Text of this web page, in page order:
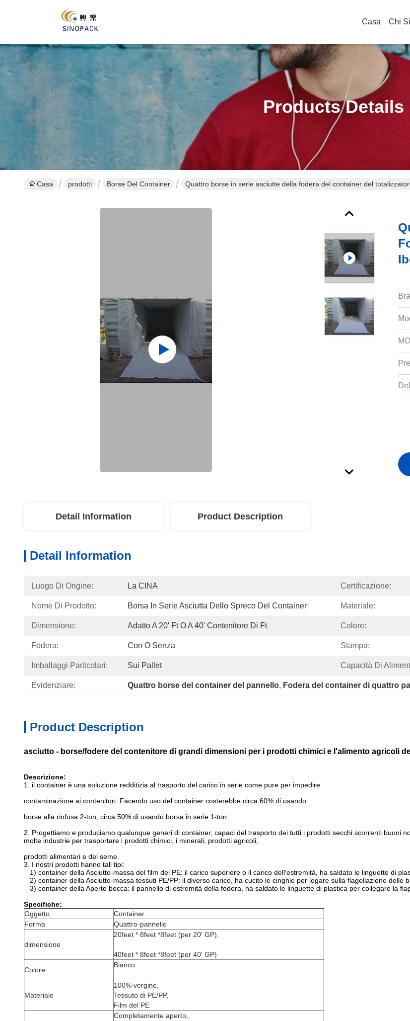
Casa Chi
Products Details
Casa prodotti Borse Del Container Quattro borse in serie asciutte della fodera del container del
Detail Information Product Description
Detail Information
Luogo Di Origine: La CINA Certificazione:
Nome Di Prodotto: Borsa In Serie Asciutta Dello Spreco Del Container Materiale:
Dimensione: Adatto A 20' Ft O A 40' Contenitore Di Ft Colore:
Fodera: Con O Senza Stampa:
Imballaggi Particolari: Sui Pallet Capacità Di
Evidenziare: Quattro borse del container del pannello, Fodera del container di quattro
Product Description
asciutto - borse/fodere del contenitore di grandi dimensioni per i prodotti chimici e l'alimento agricoli
Descrizione:
1. il container è una soluzione redditizia al trasporto del carico in serie come pure per impedire
contaminazione ai contenitori. Facendo uso del container costerebbe circa 60% di usando
borse alla rinfusa 2-ton, circa 50% di usando borsa in serie 1-ton.
2. Progettiamo e produciamo qualunque generi di container, capaci del trasporto dei tutti i prodotti secchi scorrenti buoni
molte industrie per trasportare i prodotti chimici, i minerali, prodotti agricoli,
prodotti alimentari e del seme.
3. I nostri prodotti hanno tali tipi:
1) container della Asciutto-massa del film del PE: il carico superiore o il carico dell'estremità, ha saldato le linguette di
2) container della Asciutto-massa tessuti PE/PP: il diverso carico, ha cucito le cinghie per legare sulla flagellazione delle
3) container della Aperto bocca: il pannello di estremità della fodera, ha saldato le linguette di plastica per collegare la
Specifiche:
Oggetto
Container
Forma
Quattro-pannello
dimensione
20feet * 8feet *8feet (per 20' GP),
40feet * 8feet *8feet (per 40' GP)
Colore
Bianco
Materiale
100% vergine,
Tessuto di PE/PP,
Film del PE
Completamente aperto,